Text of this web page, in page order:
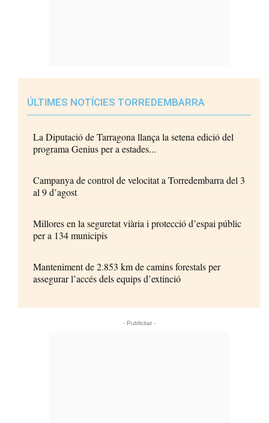
ÚLTIMES NOTÍCIES TORREDEMBARRA
La Diputació de Tarragona llança la setena edició del
programa Genius per a estades...
Campanya de control de velocitat a Torredembarra del 3
al 9 d’agost
Millores en la seguretat viària i protecció d’espai públic
per a 134 municipis
Manteniment de 2.853 km de camins forestals per
assegurar l’accés dels equips d’extinció
- Publicitat -